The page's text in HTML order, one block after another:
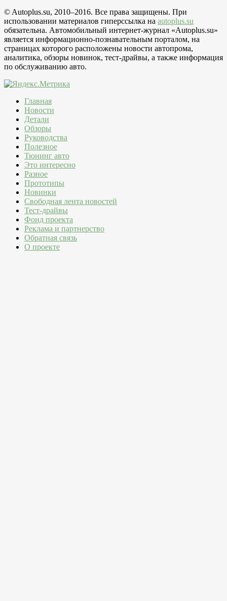
© Autoplus.su, 2010–2016. Все права защищены. При
использовании материалов гиперссылка на autoplus.su
обязательна. Автомобильный интернет-журнал «Autoplus.su»
является информационно-познавательным порталом, на
страницах которого расположены новости автопрома,
аналитика, обзоры новинок, тест-драйвы, а также информация
по обслуживанию авто.
Главная
Новости
Детали
Обзоры
Руководства
Полезное
Тюнинг авто
Это интересно
Разное
Прототипы
Новинки
Свободная лента новостей
Тест-драйвы
Фонд проекта
Реклама и партнерство
Обратная связь
О проекте